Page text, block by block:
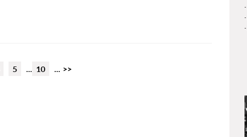
5 ... 10 ... >>